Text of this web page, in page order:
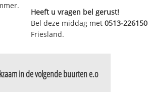
Heeft u vragen bel gerust!
Bel deze middag met 0513-226150
Friesland.
in de volgende buurten e.o